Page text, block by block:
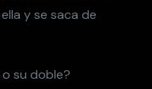
y se saca de
su doble?